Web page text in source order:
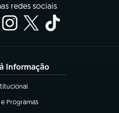
redes sociais
Informação
em nova aba)
Programas
nova aba)